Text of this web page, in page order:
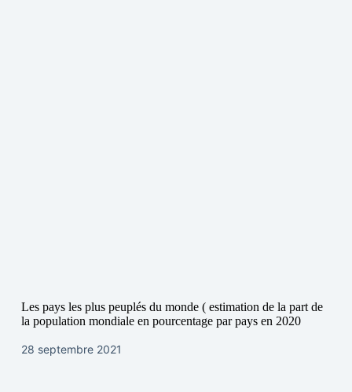
Les pays les plus peuplés du monde ( estimation de la part de
la population mondiale en pourcentage par pays en 2020
28 septembre 2021